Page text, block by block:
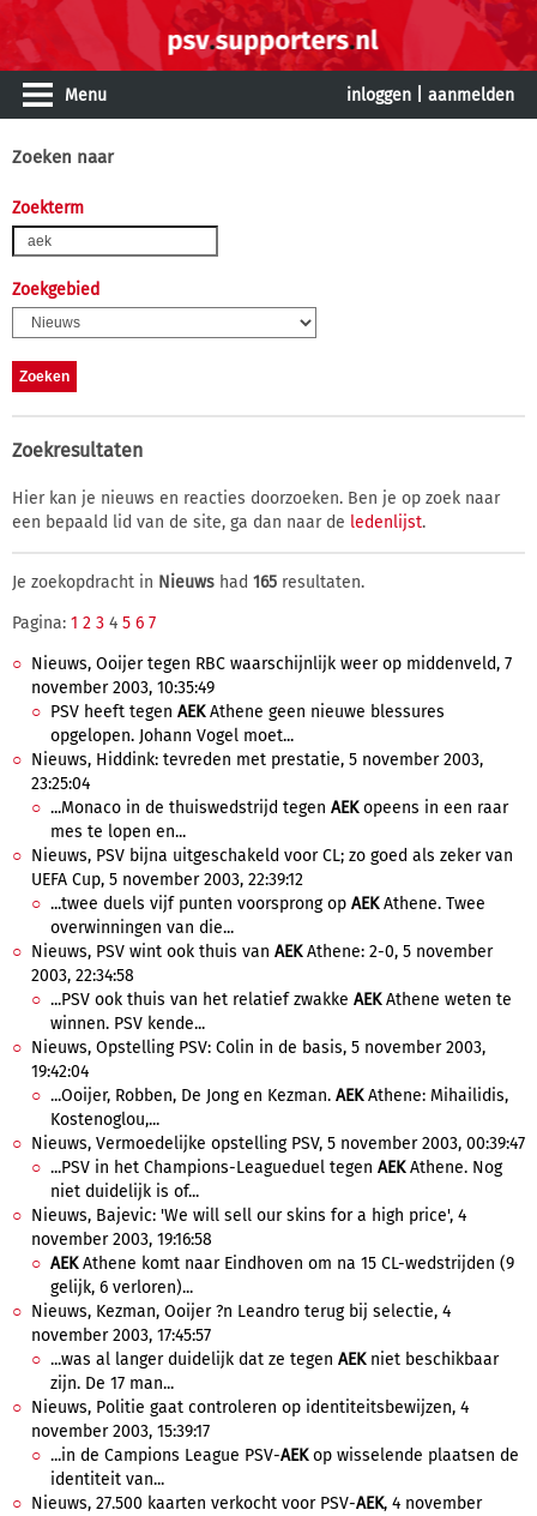
Menu inloggen aanmelden
Zoeken naar
Zoekterm
Zoekgebied
Zoekresultaten
Hier kan je nieuws en reacties doorzoeken. Ben je op zoek naar
een bepaald lid van de site, ga dan naar de ledenlijst.
Je zoekopdracht in Nieuws had 165 resultaten.
Pagina: 1 2 3 4 5 6 7
Nieuws, Ooijer tegen RBC waarschijnlijk weer op middenveld, 7
november 2003, 10:35:49
PSV heeft tegen AEKAthene geen nieuwe blessures
opgelopen. Johann Vogel moet...
Nieuws, Hiddink: tevreden met prestatie, 5 november 2003,
23:25:04
...Monaco in de thuiswedstrijd tegen AEKopeens in een raar
mes te lopen en...
Nieuws, PSV bijna uitgeschakeld voor CL; zo goed als zeker van
UEFA Cup, 5 november 2003, 22:39:12
...twee duels vijf punten voorsprong op AEKAthene. Twee
overwinningen van die...
Nieuws, PSV wint ook thuis van AEKAthene: 2-0, 5 november
2003, 22:34:58
...PSV ook thuis van het relatief zwakke AEKAthene weten te
winnen. PSV kende...
Nieuws, Opstelling PSV: Colin in de basis, 5 november 2003,
19:42:04
...Ooijer, Robben, De Jong en Kezman. AEKAthene: Mihailidis,
Kostenoglou,...
Nieuws, Vermoedelijke opstelling PSV, 5 november 2003, 00:39:47
...PSV in het Champions-Leagueduel tegen AEKAthene. Nog
niet duidelijk is of...
Nieuws, Bajevic: 'We will sell our skins for a high price', 4
november 2003, 19:16:58
AEKAthene komt naar Eindhoven om na 15 CL-wedstrijden (9
gelijk, 6 verloren)...
Nieuws, Kezman, Ooijer ?n Leandro terug bij selectie, 4
november 2003, 17:45:57
...was al langer duidelijk dat ze tegen AEKniet beschikbaar
zijn. De 17 man...
Nieuws, Politie gaat controleren op identiteitsbewijzen, 4
november 2003, 15:39:17
...in de Campions League PSV-AEKop wisselende plaatsen de
identiteit van...
Nieuws, 27.500 kaarten verkocht voor PSV-AEK, 4 november